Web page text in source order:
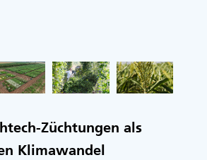
Züchtungen als
Klimawandel